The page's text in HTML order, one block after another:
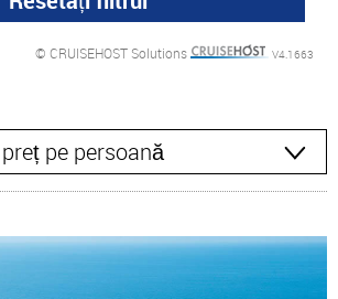
© CRUISEHOST Solutions V4.1663